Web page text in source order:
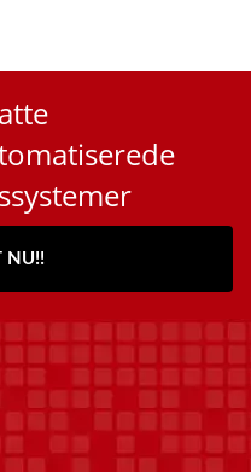
NU!!